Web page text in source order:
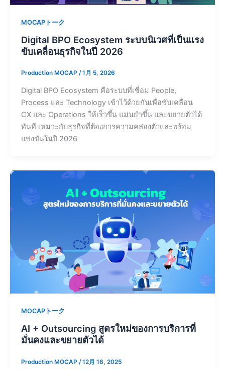
MOCAPトーク
Digital BPO Ecosystem ระบบนิเวศที่เป็นแรง
ขับเคลื่อนธุรกิจในปี 2026
Production MOCAP /1月 5, 2026
Digital BPO Ecosystem คือระบบที่เชื่อม People,
Process และ Technology เข้าไว้ด้วยกันเพื่อขับเคลื่อน
CX และ Operations ให้เร็วขึ้น แม่นยำขึ้น และขยายตัวได้
ทันที เหมาะกับธุรกิจที่ต้องการความคล่องตัวและพร้อม
แข่งขันในปี 2026
MOCAPトーク
AI + Outsourcing สูตรใหม่ของการบริการที่
มั่นคงและขยายตัวได้
Production MOCAP /12月 16, 2025